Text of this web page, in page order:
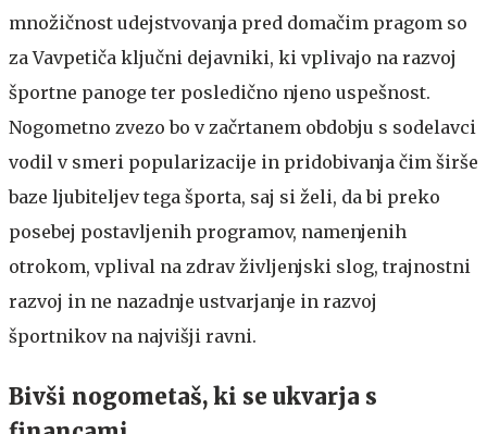
množičnost udejstvovanja pred domačim pragom so
za Vavpetiča ključni dejavniki, ki vplivajo na razvoj
športne panoge ter posledično njeno uspešnost.
Nogometno zvezo bo v začrtanem obdobju s sodelavci
vodil v smeri popularizacije in pridobivanja čim širše
baze ljubiteljev tega športa, saj si želi, da bi preko
posebej postavljenih programov, namenjenih
otrokom, vplival na zdrav življenjski slog, trajnostni
razvoj in ne nazadnje ustvarjanje in razvoj
športnikov na najvišji ravni.
Bivši nogometaš, ki se ukvarja s